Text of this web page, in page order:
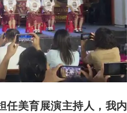
任美育展演主持人，我内